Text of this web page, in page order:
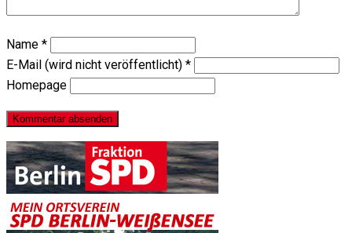
Name *
E-Mail (wird nicht veröffentlicht) *
Homepage